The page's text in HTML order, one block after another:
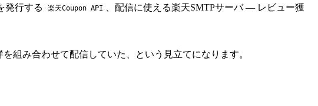
発行する 楽天Coupon API
、配信に使える楽天SMTPサーバ — レビュー獲
組み合わせて配信していた、という見立てになります。